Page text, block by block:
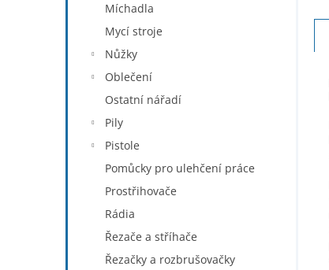
Míchadla
Mycí stroje
Nůžky
Oblečení
Ostatní nářadí
Pily
Pistole
Pomůcky pro ulehčení práce
Prostřihovače
Rádia
Řezače a stříhače
Řezačky a rozbrušovačky